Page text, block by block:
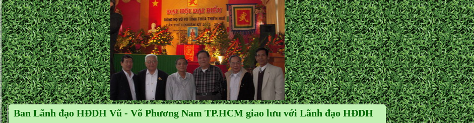
Ban Lãnh đạo HĐDH Vũ - Võ Phương Nam TP.HCM giao lưu với Lãnh đạo HĐDH